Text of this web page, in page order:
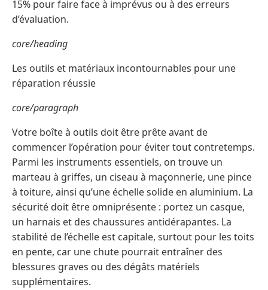
15% pour faire face à imprévus ou à des erreurs
d’évaluation.
core/heading
Les outils et matériaux incontournables pour une
réparation réussie
core/paragraph
Votre boîte à outils doit être prête avant de
commencer l’opération pour éviter tout contretemps.
Parmi les instruments essentiels, on trouve un
marteau à griffes, un ciseau à maçonnerie, une pince
à toiture, ainsi qu’une échelle solide en aluminium. La
sécurité doit être omniprésente : portez un casque,
un harnais et des chaussures antidérapantes. La
stabilité de l’échelle est capitale, surtout pour les toits
en pente, car une chute pourrait entraîner des
blessures graves ou des dégâts matériels
supplémentaires.